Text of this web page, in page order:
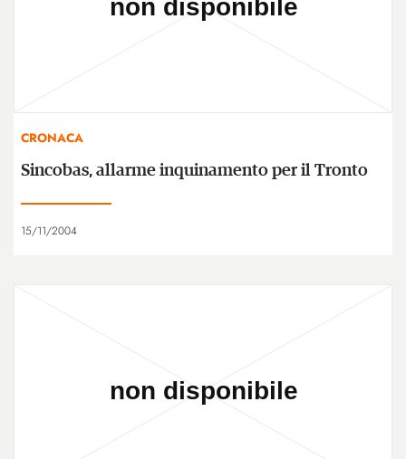
CRONACA
Sincobas, allarme inquinamento per il Tronto
15/11/2004